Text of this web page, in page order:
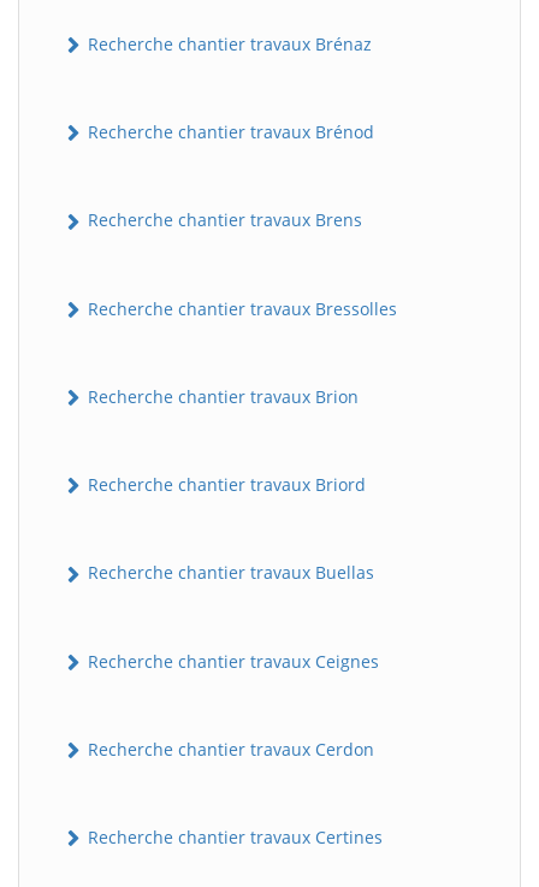
Recherche chantier travaux Brénaz
Recherche chantier travaux Brénod
Recherche chantier travaux Brens
Recherche chantier travaux Bressolles
Recherche chantier travaux Brion
Recherche chantier travaux Briord
Recherche chantier travaux Buellas
Recherche chantier travaux Ceignes
Recherche chantier travaux Cerdon
Recherche chantier travaux Certines